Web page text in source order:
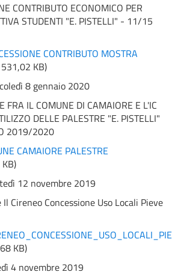
CONTRIBUTO ECONOMICO PER
STUDENTI "E. PISTELLI" - 11/15
CONTRIBUTO MOSTRA
531,02 KB)
8 gennaio 2020
FRA IL COMUNE DI CAMAIORE E L'IC
DELLE PALESTRE "E. PISTELLI"
2019/2020
CAMAIORE PALESTRE
)
12 novembre 2019
Cireneo Concessione Uso Locali Pieve
KB)
4 novembre 2019